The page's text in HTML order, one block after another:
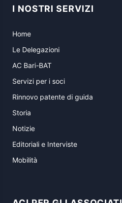
I NOSTRI SERVIZI
Home
Le Delegazioni
AC Bari-BAT
Servizi per i soci
Rinnovo patente di guida
Storia
Notizie
Editoriali e Interviste
Mobilità